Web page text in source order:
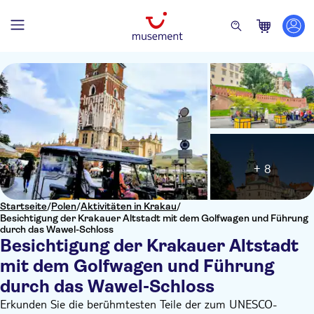
Startseite/Polen/Aktivitäten in Krakau/
Besichtigung der Krakauer Altstadt mit dem Golfwagen und Führung
durch das Wawel-Schloss
Besichtigung der Krakauer Altstadt
mit dem Golfwagen und Führung
durch das Wawel-Schloss
+ 8
Erkunden Sie die berühmtesten Teile der zum UNESCO-